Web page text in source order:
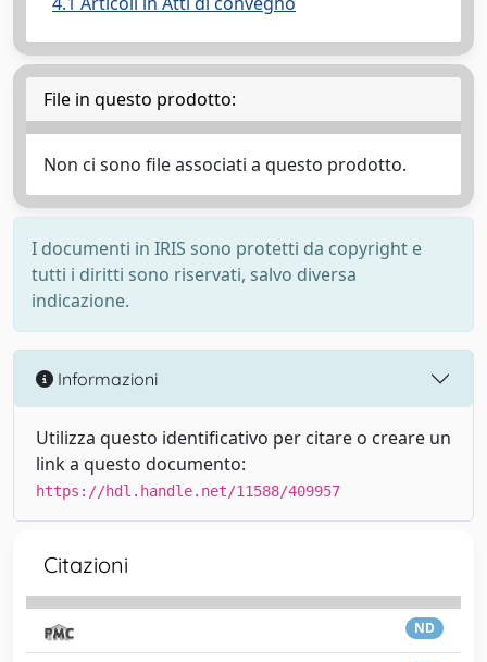
File in questo prodotto:
Non ci sono file associati a questo prodotto.
I documenti in IRIS sono protetti da copyright e
tutti i diritti sono riservati, salvo diversa
indicazione.
Informazioni
Utilizza questo identificativo per citare o creare un
link a questo documento:
https://hdl.handle.net/11588/409957
Citazioni
ND